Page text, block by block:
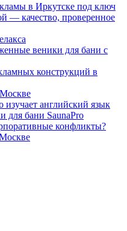
в Иркутске под ключ
— качество, проверенное
веники для бани с
конструкций в
изучает английский язык
для бани SaunaPro
конфликты?